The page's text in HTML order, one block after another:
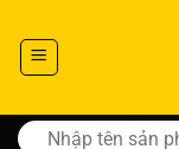
Tìm